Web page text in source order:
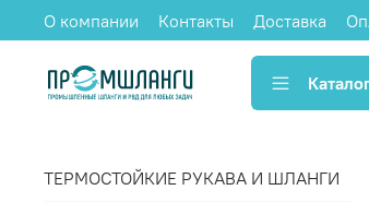
О компании Контакты Доставка
ТЕРМОСТОЙКИЕ РУКАВА И ШЛАНГИ